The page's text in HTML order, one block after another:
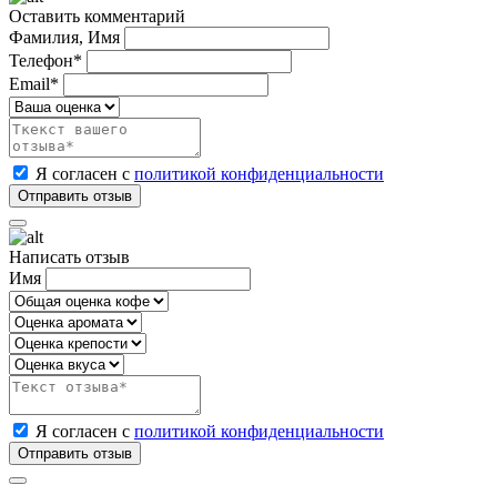
Оставить комментарий
Фамилия, Имя
Телефон*
Email*
Я согласен с политикой конфиденциальности
Написать отзыв
Имя
Я согласен с политикой конфиденциальности